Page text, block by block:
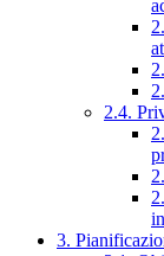
2.4.
3.